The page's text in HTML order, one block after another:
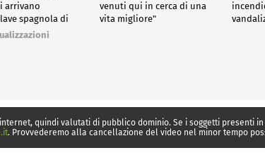
arrivano
spagnola di
venuti qui in cerca di una
vita migliore"
quindi valutati di pubblico dominio. Se i soggetti
. Provvederemo alla cancellazione del video nel minor tempo